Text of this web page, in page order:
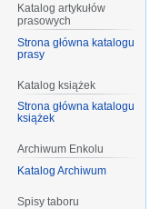
Katalog artykułów
prasowych
Strona główna katalogu
prasy
Katalog książek
Strona główna katalogu
książek
Archiwum Enkolu
Katalog Archiwum
Spisy taboru